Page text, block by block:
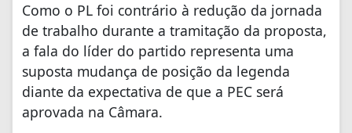
Como o PL foi contrário à redução da jornada
de trabalho durante a tramitação da proposta,
a fala do líder do partido representa uma
suposta mudança de posição da legenda
diante da expectativa de que a PEC será
aprovada na Câmara.